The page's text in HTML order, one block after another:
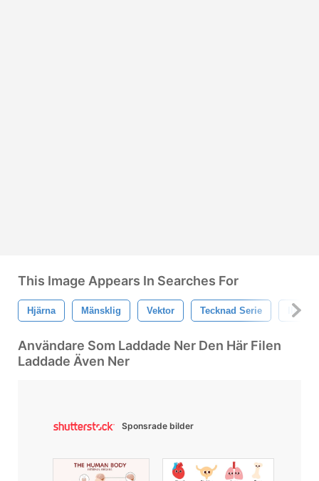
This Image Appears In Searches For
Hjärna Mänsklig Vektor Tecknad Serie
Användare Som Laddade Ner Den Här Filen
Laddade Även Ner
Sponsrade bilder